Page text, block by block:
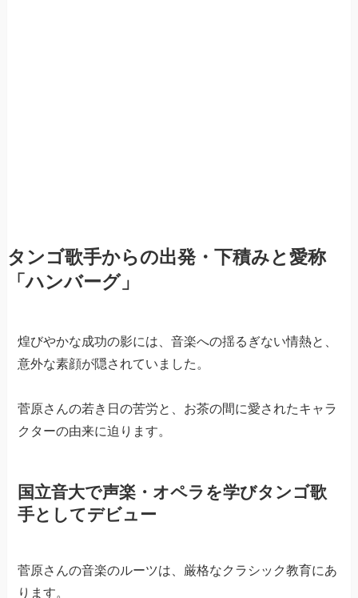
タンゴ歌手からの出発・下積みと愛称
「ハンバーグ」
煌びやかな成功の影には、音楽への揺るぎない情熱と、
意外な素顔が隠されていました。
菅原さんの若き日の苦労と、お茶の間に愛されたキャラ
クターの由来に迫ります。
国立音大で声楽・オペラを学びタンゴ歌
手としてデビュー
菅原さんの音楽のルーツは、厳格なクラシック教育にあ
ります。